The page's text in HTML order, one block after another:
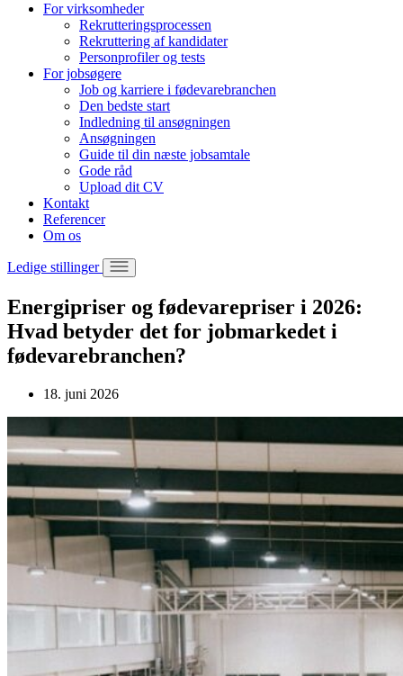
For virksomheder
Rekrutteringsprocessen
Rekruttering af kandidater
Personprofiler og tests
For jobsøgere
Job og karriere i fødevarebranchen
Den bedste start
Indledning til ansøgningen
Ansøgningen
Guide til din næste jobsamtale
Gode råd
Upload dit CV
Kontakt
Referencer
Om os
Ledige stillinger
Energipriser og fødevarepriser i 2026:
Hvad betyder det for jobmarkedet i
fødevarebranchen?
18. juni 2026